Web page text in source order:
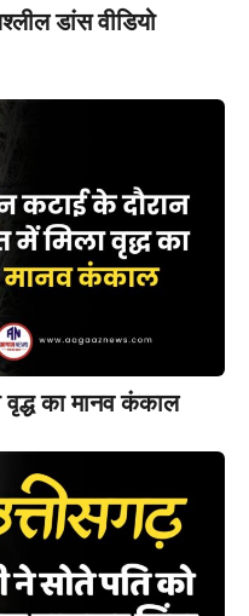
डांस वीडियो
का मानव कंकाल